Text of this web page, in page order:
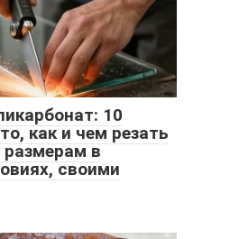
10
как и чем резать
в
своими